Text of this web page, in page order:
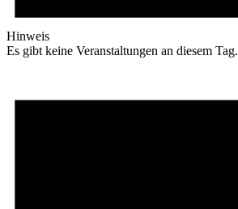
Hinweis
Es gibt keine Veranstaltungen an diesem Tag.